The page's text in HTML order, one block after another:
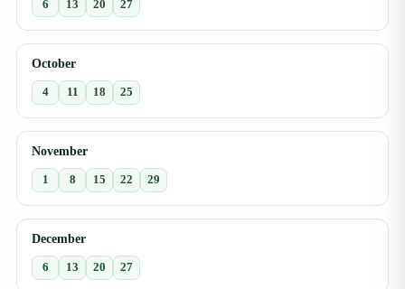
6 13 20 27
October
4 11 18 25
November
1 8 15 22 29
December
6 13 20 27